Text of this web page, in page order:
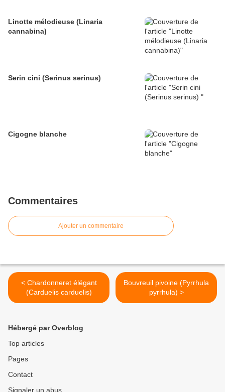
Linotte mélodieuse (Linaria
cannabina)
Serin cini (Serinus serinus)
Cigogne blanche
Commentaires
Ajouter un commentaire
< Chardonneret élégant
(Carduelis carduelis)
Bouvreuil pivoine (Pyrrhula
pyrrhula) >
Hébergé par Overblog
Top articles
Pages
Contact
Signaler un abus